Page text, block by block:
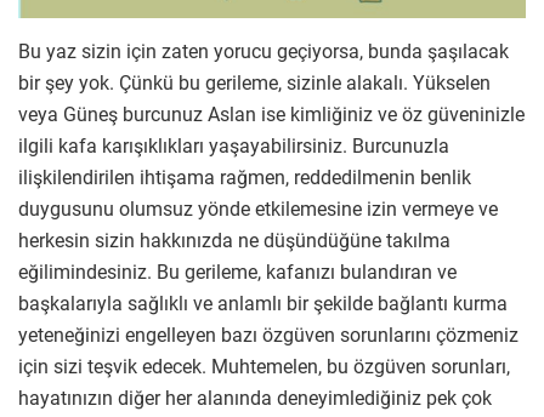
Bu yaz sizin için zaten yorucu geçiyorsa, bunda şaşılacak
bir şey yok. Çünkü bu gerileme, sizinle alakalı. Yükselen
veya Güneş burcunuz Aslan ise kimliğiniz ve öz güveninizle
ilgili kafa karışıklıkları yaşayabilirsiniz. Burcunuzla
ilişkilendirilen ihtişama rağmen, reddedilmenin benlik
duygusunu olumsuz yönde etkilemesine izin vermeye ve
herkesin sizin hakkınızda ne düşündüğüne takılma
eğilimindesiniz. Bu gerileme, kafanızı bulandıran ve
başkalarıyla sağlıklı ve anlamlı bir şekilde bağlantı kurma
yeteneğinizi engelleyen bazı özgüven sorunlarını çözmeniz
için sizi teşvik edecek. Muhtemelen, bu özgüven sorunları,
hayatınızın diğer her alanında deneyimlediğiniz pek çok